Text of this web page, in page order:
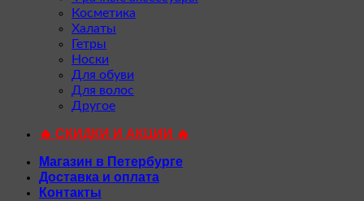
Косметика
Халаты
Гетры
Носки
Для обуви
Для волос
Другое
🔥 СКИДКИ И АКЦИИ 🔥
Магазин в Петербурге
Доставка и оплата
Контакты